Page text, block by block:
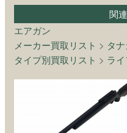
関
エアガン
メーカー買取リスト > タナ
タイプ別買取リスト > ラ